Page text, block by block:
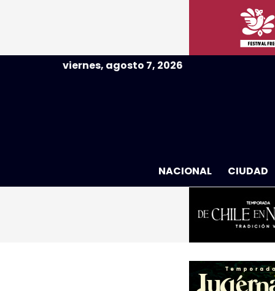
viernes, agosto 7, 2026
NACIONAL CIUDAD